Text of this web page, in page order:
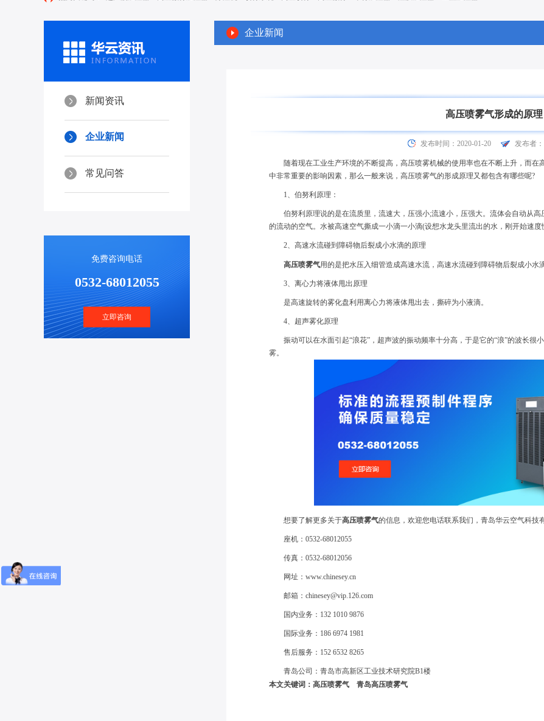
新闻资讯
企业新闻
常见问答
免费咨询电话
0532-68012055
立即咨询
企业新闻
高压喷雾气形成的原理
发布时间：2020-01-20 发布者
随着现在工业生产环境的不断提高，高压喷雾机械的使用率也在不断上升，而在
中非常重要的影响因素，那么一般来说，高压喷雾气的形成原理又都包含有哪些呢?
1、伯努利原理：
伯努利原理说的是在流质里，流速大，压强小;流速小，压强大。流体会自动从高
的流动的空气。水被高速空气撕成一小滴一小滴(设想水龙头里流出的水，刚开始速度
2、高速水流碰到障碍物后裂成小水滴的原理
高压喷雾气用的是把水压入细管造成高速水流，高速水流碰到障碍物后裂成小水
3、离心力将液体甩出原理
是高速旋转的雾化盘利用离心力将液体甩出去，撕碎为小液滴。
4、超声雾化原理
振动可以在水面引起“浪花”，超声波的振动频率十分高，于是它的“浪”的波长很
雾。
想要了解更多关于高压喷雾气的信息，欢迎您电话联系我们，青岛华云空气科技
座机：0532-68012055
传真：0532-68012056
网址：www.chinesey.cn
邮箱：chinesey@vip.126.com
国内业务：132 1010 9876
国际业务：186 6974 1981
售后服务：152 6532 8265
青岛公司：青岛市高新区工业技术研究院B1楼
本文关键词：高压喷雾气 青岛高压喷雾气